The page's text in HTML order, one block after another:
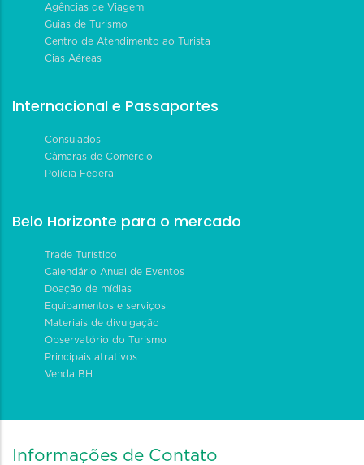
Agências de Viagem
Guias de Turismo
Centro de Atendimento ao Turista
Cias Aéreas
Internacional e Passaportes
Consulados
Câmaras de Comércio
Polícia Federal
Belo Horizonte para o mercado
Trade Turístico
Calendário Anual de Eventos
Doação de mídias
Equipamentos e serviços
Materiais de divulgação
Observatório do Turismo
Principais atrativos
Venda BH
Informações de Contato